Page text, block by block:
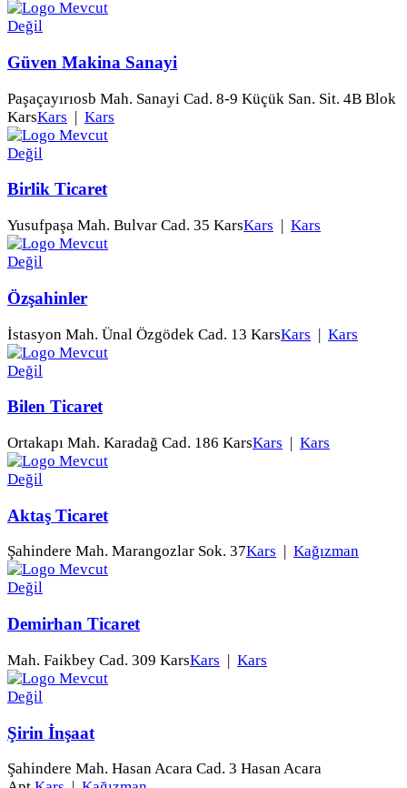
Güven Makina Sanayi
Paşaçayırıosb Mah. Sanayi Cad. 8-9 Küçük San. Sit. 4B Blok
KarsKars | Kars
Birlik Ticaret
Yusufpaşa Mah. Bulvar Cad. 35 KarsKars | Kars
Özşahinler
İstasyon Mah. Ünal Özgödek Cad. 13 KarsKars | Kars
Bilen Ticaret
Ortakapı Mah. Karadağ Cad. 186 KarsKars | Kars
Aktaş Ticaret
Şahindere Mah. Marangozlar Sok. 37Kars Kağızman
Demirhan Ticaret
Mah. Faikbey Cad. 309 KarsKars | Kars
Şirin İnşaat
Şahindere Mah. Hasan Acara Cad. 3 Hasan Acara